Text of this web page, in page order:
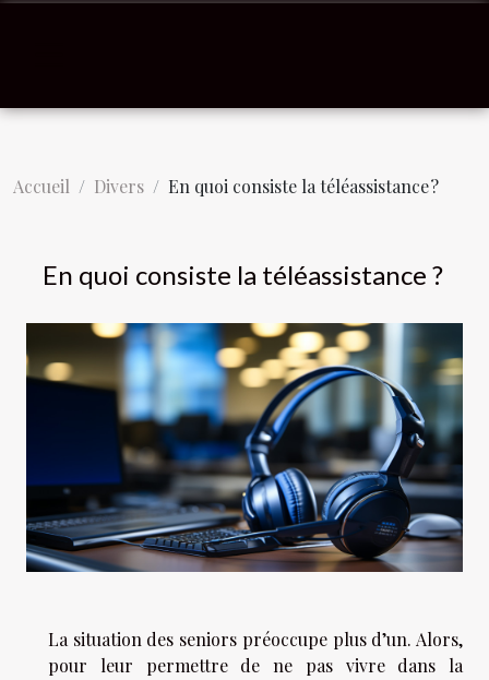
Accueil Divers En quoi consiste la téléassistance ?
En quoi consiste la téléassistance ?
La situation des seniors préoccupe plus d’un. Alors,
pour leur permettre de ne pas vivre dans la